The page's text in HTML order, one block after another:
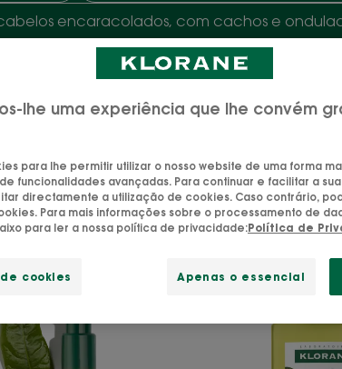
encaracolados, com cachos e
Cabelo fino e enfraquecido
Cica-
Cupuaçu
bio
lhe uma experiência que lhe convém
para lhe permitir utilizar o nosso website de uma forma
funcionalidades avançadas. Para continuar e facilitar a
directamente a utilização de cookies. Caso contrário,
Para mais informações sobre o processamento de
para ler a nossa política de privacidade:Política de
cookies Apenas o essencial